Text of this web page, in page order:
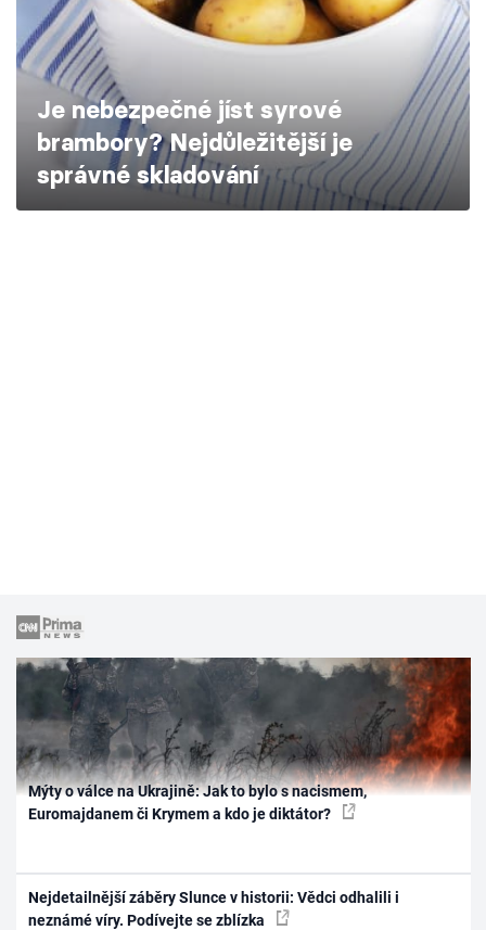
Škola vaření
Recepty z TV
Speciál: Cuketa
Těhotnej kuchař
Je nebezpečné jíst syrové
brambory? Nejdůležitější je
správné skladování
Mýty o válce na Ukrajině: Jak to bylo s nacismem,
Euromajdanem či Krymem a kdo je diktátor?
Nejdetailnější záběry Slunce v historii: Vědci odhalili i
neznámé víry. Podívejte se zblízka